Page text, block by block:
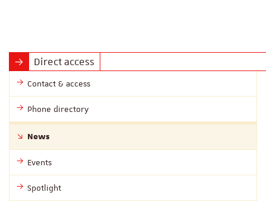
Direct access
Contact & access
Phone directory
News
Events
Spotlight